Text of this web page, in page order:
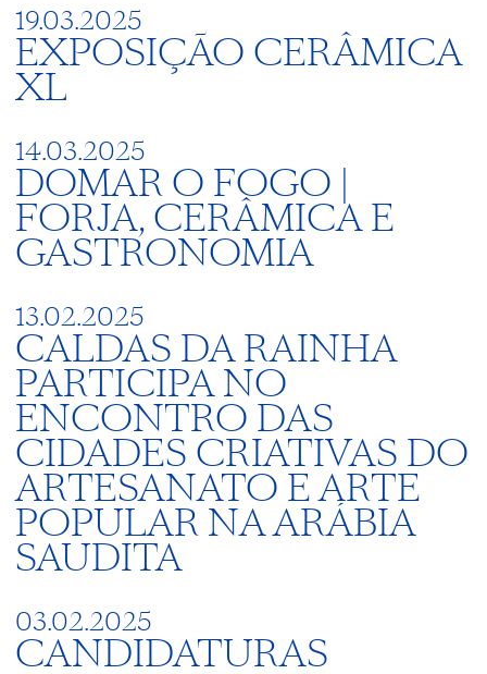
19.03.2025
EXPOSIÇÃO CERÂMICA
XL
14.03.2025
DOMAR O FOGO |
FORJA, CERÂMICA E
GASTRONOMIA
13.02.2025
CALDAS DA RAINHA
PARTICIPA NO
ENCONTRO DAS
CIDADES CRIATIVAS DO
ARTESANATO E ARTE
POPULAR NA ARÁBIA
SAUDITA
03.02.2025
CANDIDATURAS